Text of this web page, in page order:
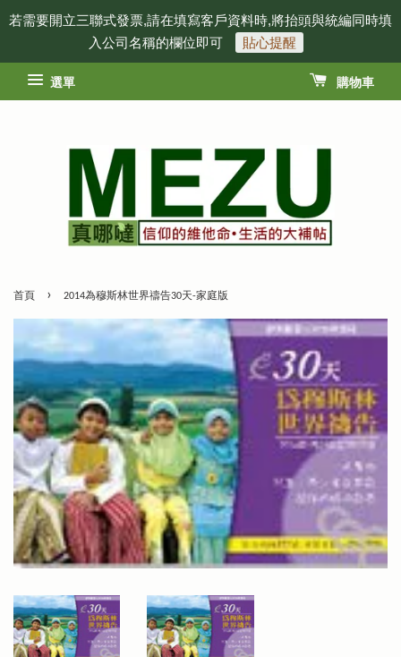
若需要開立三聯式發票,請在填寫客戶資料時,將抬頭與統編同時填
入公司名稱的欄位即可
貼心提醒
選單 購物車
首頁 › 2014為穆斯林世界禱告30天-家庭版